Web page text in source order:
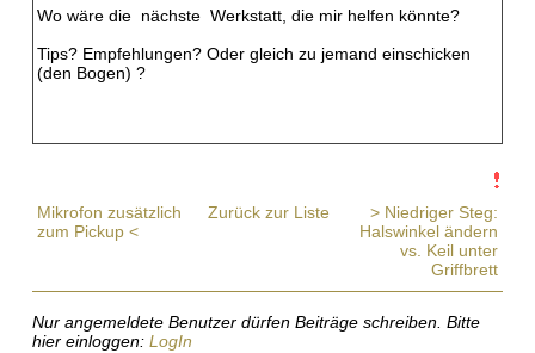
Wo wäre die nächste Werkstatt, die mir helfen könnte?
Tips? Empfehlungen? Oder gleich zu jemand einschicken
(den Bogen) ?
Mikrofon zusätzlich
zum Pickup <
Zurück zur Liste
> Niedriger Steg:
Halswinkel ändern
vs. Keil unter
Griffbrett
Nur angemeldete Benutzer dürfen Beiträge schreiben. Bitte
hier einloggen: LogIn